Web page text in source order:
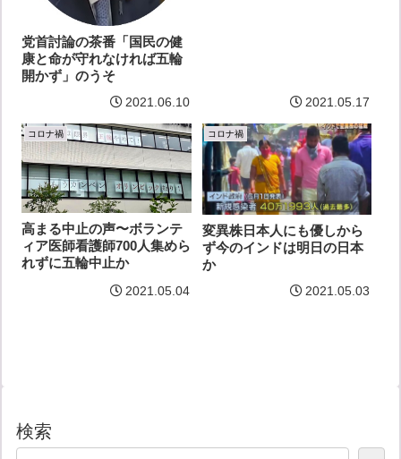
党首討論の茶番「国民の健
康と命が守れなければ五輪
開かず」のうそ
2021.06.10 2021.05.17
コロナ禍
高まる中止の声〜ボランテ
ィア医師看護師700人集めら
れずに五輪中止か
2021.05.04
コロナ禍
変異株日本人にも優しから
ず今のインドは明日の日本
か
2021.05.03
検索